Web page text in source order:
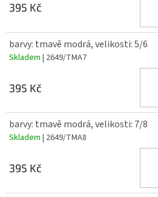
395 Kč
barvy: tmavě modrá, velikosti: 5/6
Skladem | 2649/TMA7
395 Kč
barvy: tmavě modrá, velikosti: 7/8
Skladem | 2649/TMA8
395 Kč